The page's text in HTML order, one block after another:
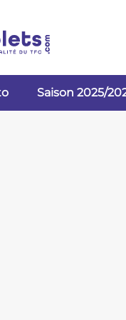
Saison 2025/